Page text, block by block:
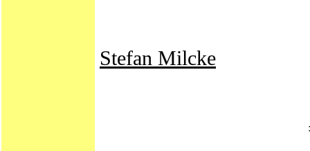
Stefan Milcke